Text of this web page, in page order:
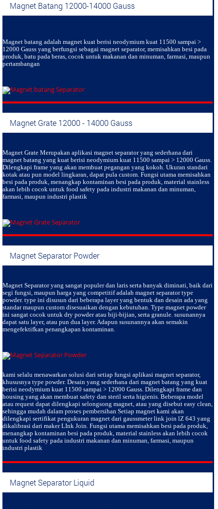
Magnet Batang 12000-14000 Gauss
Magnet batang adalah magnet kuat berisi neodymium kuat 11500 sampai >
12000 Gauss yang berfungsi sebagai magnet separator, memisahkan besi pada
produk, batu pada beras, cocok untuk makanan dan minuman, farmasi, maupun
pertambangan
Magnet Grate 12000 - 14000 Gauss
Magnet Grate Merupakan aplikasi magnet separator yang sederhana dari
magnet batang yang kuat berisi neodymium kuat 11500 sampai > 12000 Gauss.
Dilengkapi frame yang akan membuat pegangan yang kokoh. Ukuran standari
kotak atau pun model lingkaran, dapat pula custom. Fungsi utama memisahkan
besi pada produk, menangkap kontaminan besi pada produk, material stainless
akan lebih cocok untuk food safety pada industri makanan dan minuman,
farmasi, maupun industri plastik
Magnet Separator Powder
Magnet Separatoryang sangat populer dan laris serta banyak diminati, baik dari
segi fungsi, maupun harga yang competitif adalah magnet separator type
powder. type ini disusun dari beberapa layer yang bentuk dan desain ada yang
standar maupun custom disesuaikan dengan kebutuhan. Type magnet powder
ini sangat cocok untuk dry powder atau biji-bijian, serta granule. susunannya
dapat satu layer, atau pun dua layer. Adapun susunannya akan semakin
mengefektifkan penangkapan kontaminan.
kami selalu menawarkan solusi dari setiap fungsi aplikasi magnet separator,
khususnya type powder. Desain yang sederhana dari magnet batang yang kuat
berisi neodymium kuat 11500 sampai > 12000 Gauss. Dilengkapi frame dan
housing yang akan membuat safety dan steril serta higienis. Beberapa model
atau request dapat dilengkapi selongsong magnet, atau yang disebut easy clean,
sehingga mudah dalam proses pembersihan Setiap magnet kami akan
dilengkapi sertifikat pengukuran magnet dari gaussmeter link join lZ 643 yang
dikalibrasi dari maker LInk Join. Fungsi utama memisahkan besi pada produk,
menangkap kontaminan besi pada produk, material stainless akan lebih cocok
untuk food safety pada industri makanan dan minuman, farmasi, maupun
industri plastik
Magnet Separator Liquid